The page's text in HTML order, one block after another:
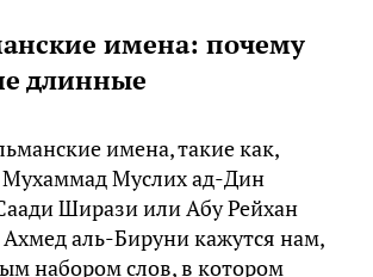
имена: почему
длинные
имена, такие как,
Муслих ад-Дин
Ширази или Абу Рейхан
аль-Бируни кажутся нам,
набором слов, в котором